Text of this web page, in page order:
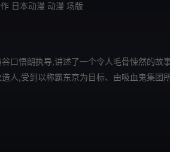
日本动漫 动漫 场版
谷口悟朗执导,讲述了一个令人毛骨悚然的
人,受到以称霸东京为目标、由吸血鬼集团